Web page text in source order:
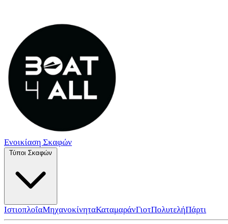
Ενοικίαση Σκαφών
Τύποι Σκαφών
ΙστιοπλοΐαΜηχανοκίνηταΚαταμαράνΓιοτΠολυτελήΠάρτι